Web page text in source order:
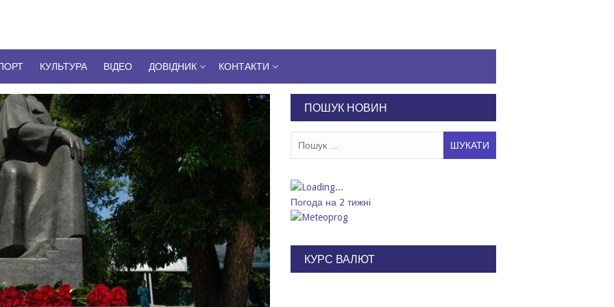
КУЛЬТУРА ВІДЕО ДОВІДНИК КОНТАКТИ
ПОШУК НОВИН
Погода на 2 тижні
КУРС ВАЛЮТ